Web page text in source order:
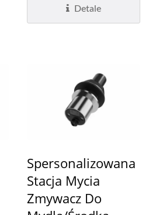
dostosowaliśmy...
Detale
Spersonalizowana
Stacja Mycia
Zmywacz Do